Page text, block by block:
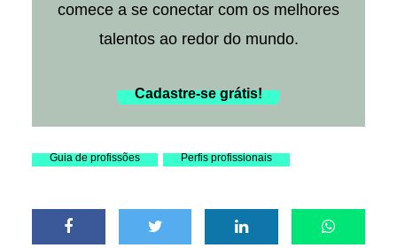
comece a se conectar com os melhores
talentos ao redor do mundo.
Cadastre-se grátis!
Guia de profissões Perfis profissionais